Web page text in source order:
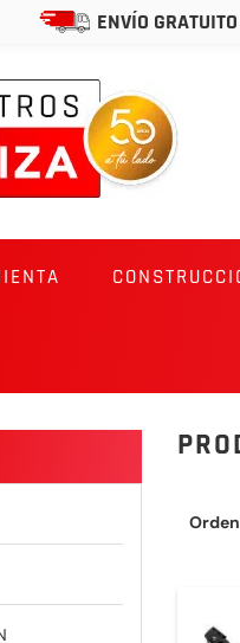
ENVÍO GRATUITO